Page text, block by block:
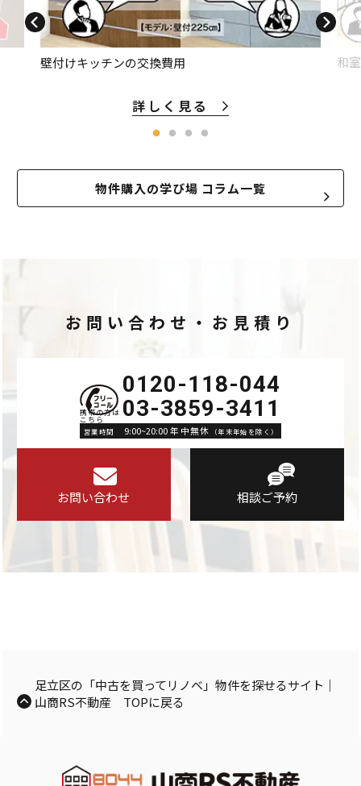
壁付けキッチンの交換費用
詳しく見る
和
物件購入の学び場 コラム一覧
お問い合わせ・お見積り
0120-118-044
03-3859-3411
営業時間 9:00~20:00 年中無休 （年末年始を除く）
お問い合わせ 相談ご予約
足立区の「中古を買ってリノベ」物件を探せるサイト｜
山商RS不動産 TOPに戻る